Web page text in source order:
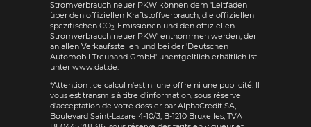
Stromverbrauch neuer PKW können dem 'Leitfaden
über den offiziellen Kraftstoffverbrauch, die offiziellen
spezifischen CO2-Emissionen und den offiziellen
Stromverbrauch neuer PKW' entnommen werden, der
an allen Verkaufsstellen und bei der 'Deutschen
Automobil Treuhand GmbH' unentgeltlich erhältlich ist
unter www.dat.de.
*Attention : ce calcul n'est ni une offre ni une publicité. Il
vous est transmis à titre d'information, sous réserve
d'acceptation de votre dossier par AlphaCredit SA,
Boulevard Saint-Lazare 4-10/3, B-1210 Bruxelles, TVA